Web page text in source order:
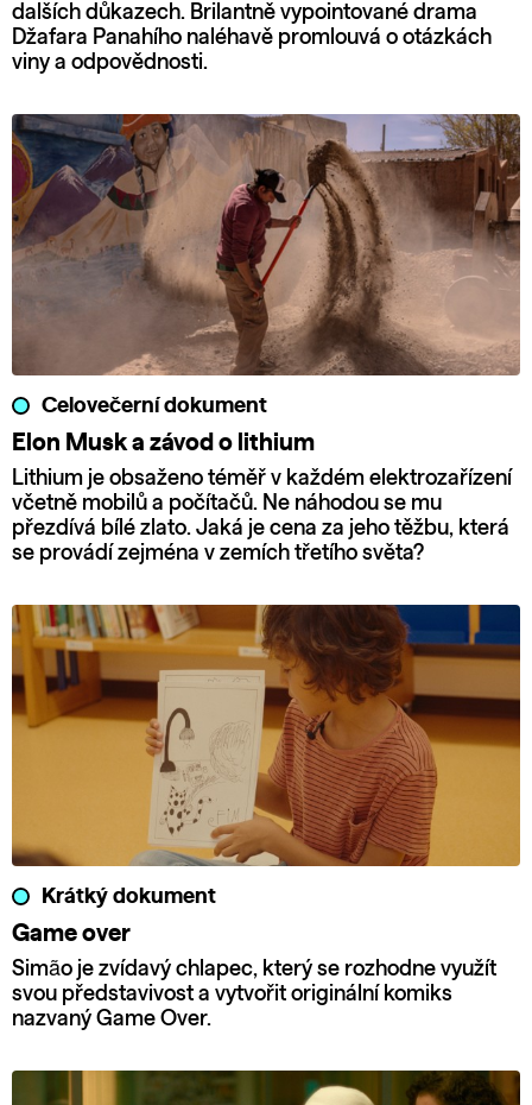
dalších důkazech. Brilantně vypointované drama
Džafara Panahího naléhavě promlouvá o otázkách
viny a odpovědnosti.
Celovečerní dokument
Elon Musk a závod o lithium
Lithium je obsaženo téměř v každém elektrozařízení
včetně mobilů a počítačů. Ne náhodou se mu
přezdívá bílé zlato. Jaká je cena za jeho těžbu, která
se provádí zejména v zemích třetího světa?
Krátký dokument
Game over
Simão je zvídavý chlapec, který se rozhodne využít
svou představivost a vytvořit originální komiks
nazvaný Game Over.